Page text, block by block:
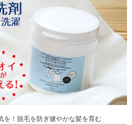
を！脱毛を防ぎ健やかな髪を育む